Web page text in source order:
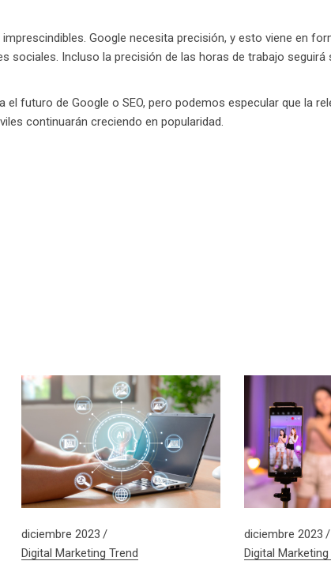
Google necesita precisión, y esto viene en
sociales. Incluso la precisión de las horas de trabajo
el futuro de Google o SEO, pero podemos especular que la
continuarán creciendo en popularidad.
diciembre 2023
Digital Marketing Trend
diciembre 2023
Digital Marketing